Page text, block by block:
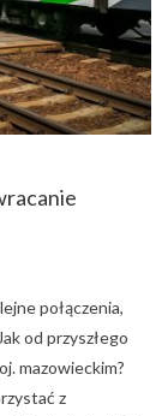
połączenia,
od przyszłego
mazowieckim?
z